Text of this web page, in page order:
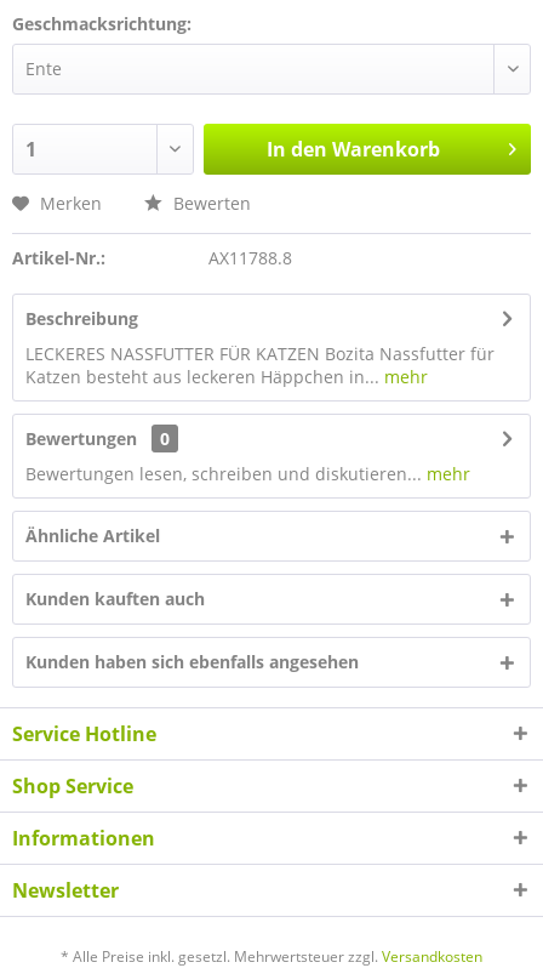
Geschmacksrichtung:
In den Warenkorb
Merken Bewerten
Artikel-Nr.: AX11788.8
Beschreibung
LECKERES NASSFUTTER FÜR KATZEN Bozita Nassfutter für
Katzen besteht aus leckeren Häppchen in... mehr
Bewertungen
0
Bewertungen lesen, schreiben und diskutieren... mehr
Ähnliche Artikel
Kunden kauften auch
Kunden haben sich ebenfalls angesehen
Service Hotline
Shop Service
Informationen
Newsletter
* Alle Preise inkl. gesetzl. Mehrwertsteuer zzgl. Versandkosten